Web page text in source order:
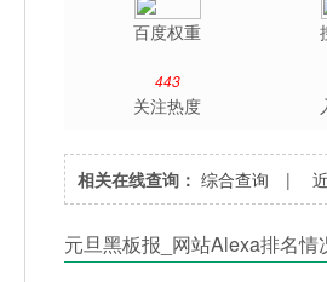
百度权重
443
关注热度
相关在线查询： 综合查询 |
元旦黑板报_网站Alexa排名情